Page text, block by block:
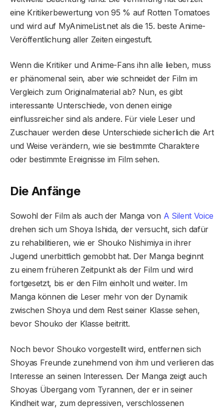
eine Kritikerbewertung von 95 % auf Rotten Tomatoes
und wird auf MyAnimeList.net als die 15. beste Anime-
Veröffentlichung aller Zeiten eingestuft.
Wenn die Kritiker und Anime-Fans ihn alle lieben, muss
er phänomenal sein, aber wie schneidet der Film im
Vergleich zum Originalmaterial ab? Nun, es gibt
interessante Unterschiede, von denen einige
einflussreicher sind als andere. Für viele Leser und
Zuschauer werden diese Unterschiede sicherlich die Art
und Weise verändern, wie sie bestimmte Charaktere
oder bestimmte Ereignisse im Film sehen.
Die Anfänge
Sowohl der Film als auch der Manga von A Silent Voice
drehen sich um Shoya Ishida, der versucht, sich dafür
zu rehabilitieren, wie er Shouko Nishimiya in ihrer
Jugend unerbittlich gemobbt hat. Der Manga beginnt
zu einem früheren Zeitpunkt als der Film und wird
fortgesetzt, bis er den Film einholt und weiter. Im
Manga können die Leser mehr von der Dynamik
zwischen Shoya und dem Rest seiner Klasse sehen,
bevor Shouko der Klasse beitritt.
Noch bevor Shouko vorgestellt wird, entfernen sich
Shoyas Freunde zunehmend von ihm und verlieren das
Interesse an seinen Interessen. Der Manga zeigt auch
Shoyas Übergang vom Tyrannen, der er in seiner
Kindheit war, zum depressiven, verschlossenen